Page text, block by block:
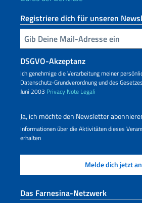
Registriere dich für unseren
Geben Sie Ihre E-Mail ein
DSGVO-Akzeptanz
Ich genehmige die Verarbeitung meiner
Datenschutz-Grundverordnung und des
Juni 2003 Privacy Note Legali
Ja, ich möchte den Newsletter
Informationen über die Aktivitäten dieses
erhalten
Das Farnesina-Netzwerk